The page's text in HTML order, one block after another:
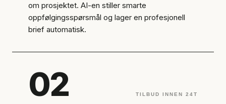
om prosjektet. AI-en stiller smarte
oppfølgingsspørsmål og lager en profesjonell
brief automatisk.
02 TILBUD INNEN 24T